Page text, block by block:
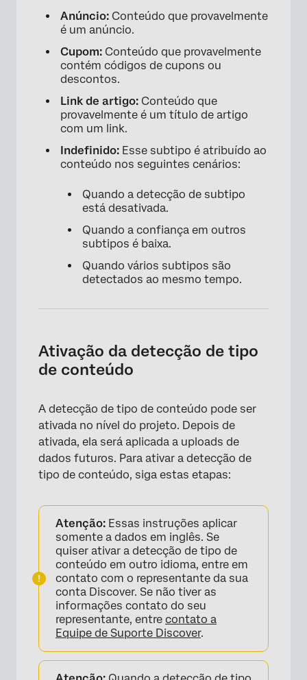
Anúncio: Conteúdo que provavelmente
é um anúncio.
Cupom: Conteúdo que provavelmente
contém códigos de cupons ou
descontos.
Link de artigo: Conteúdo que
provavelmente é um título de artigo
com um link.
Indefinido: Esse subtipo é atribuído ao
conteúdo nos seguintes cenários:
Quando a detecção de subtipo
está desativada.
Quando a confiança em outros
subtipos é baixa.
Quando vários subtipos são
detectados ao mesmo tempo.
Ativação da detecção de tipo
de conteúdo
A detecção de tipo de conteúdo pode ser
ativada no nível do projeto. Depois de
ativada, ela será aplicada a uploads de
dados futuros. Para ativar a detecção de
tipo de conteúdo, siga estas etapas:
Atenção: Essas instruções aplicar
somente a dados em inglês. Se
quiser ativar a detecção de tipo de
conteúdo em outro idioma, entre em
contato com o representante da sua
conta Discover. Se não tiver as
informações contato do seu
representante, entre contato a
Equipe de Suporte Discover.